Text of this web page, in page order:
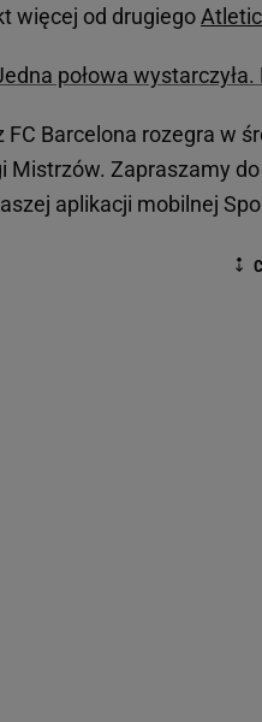
więcej od drugiego
połowa
FC Barcelona rozegra w
Mistrzów. Zapraszamy
aplikacji mobilnej